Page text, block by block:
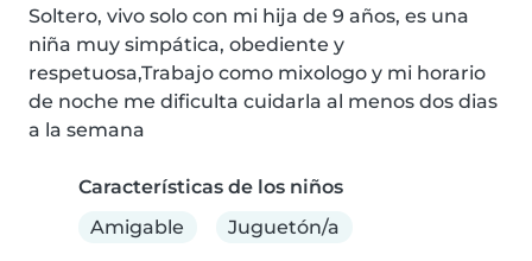
Soltero, vivo solo con mi hija de 9 años, es una
niña muy simpática, obediente y
respetuosa,Trabajo como mixologo y mi horario
de noche me dificulta cuidarla al menos dos dias
a la semana
Características de los niños
Amigable
Juguetón/a